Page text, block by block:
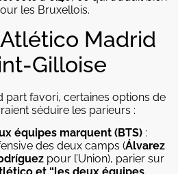
les Bruxellois.
Madrid
Gilloise
part favori, certaines options de
séduire les parieurs :
équipes marquent (BTS) :
des deux camps (Álvarez
pour l’Union), parier sur